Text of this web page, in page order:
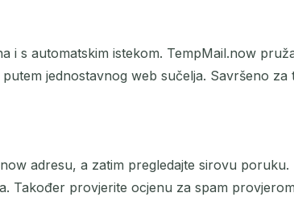
i s automatskim istekom. TempMail.now
jednostavnog web sučelja. Savršeno za
adresu, a zatim pregledajte sirovu poruku.
Također provjerite ocjenu za spam